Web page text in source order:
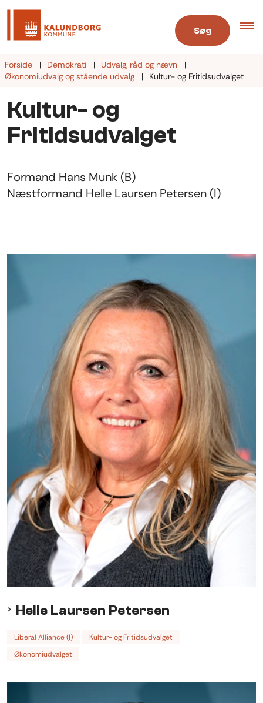
Søg
Forside Demokrati
Udvalg, råd og nævn
Økonomiudvalg og stående udvalg
Kultur- og Fritidsudvalget
Kultur- og
Fritidsudvalget
Formand Hans Munk (B)
Næstformand Helle Laursen Petersen (I)
Helle Laursen Petersen
Liberal Alliance (I)
Kultur- og Fritidsudvalget
Økonomiudvalget